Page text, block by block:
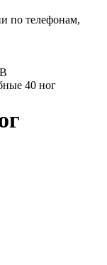
по телефонам,
40 ног